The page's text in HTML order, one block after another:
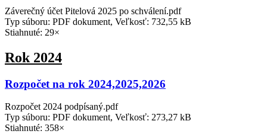
Záverečný účet Pitelová 2025 po schválení.pdf
Typ súboru: PDF dokument, Veľkosť: 732,55 kB
Stiahnuté: 29×
Rok 2024
Rozpočet na rok 2024,2025,2026
Rozpočet 2024 podpísaný.pdf
Typ súboru: PDF dokument, Veľkosť: 273,27 kB
Stiahnuté: 358×